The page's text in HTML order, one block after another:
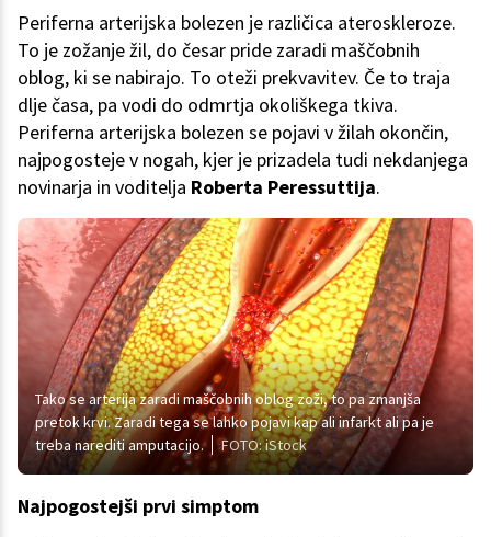
Periferna arterijska bolezen je različica ateroskleroze.
To je zožanje žil, do česar pride zaradi maščobnih
oblog, ki se nabirajo. To oteži prekvavitev. Če to traja
dlje časa, pa vodi do odmrtja okoliškega tkiva.
Periferna arterijska bolezen se pojavi v žilah okončin,
najpogosteje v nogah, kjer je prizadela tudi nekdanjega
novinarja in voditelja Roberta Peressuttija.
Tako se arterija zaradi maščobnih oblog zoži, to pa zmanjša
pretok krvi. Zaradi tega se lahko pojavi kap ali infarkt ali pa je
treba narediti amputacijo.
FOTO: iStock
Najpogostejši prvi simptom